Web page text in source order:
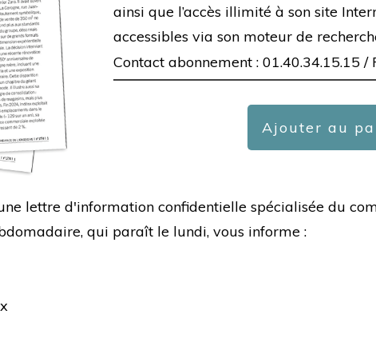
ainsi que l’accès illimité à son site
accessibles via son moteur de
Contact abonnement : 01.40.34.15.15 /
Ajouter au
lettre d'information confidentielle spécialisée du
qui paraît le lundi, vous informe :